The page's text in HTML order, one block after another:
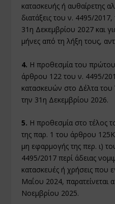
κατασκευής ή αυθαίρετης
διατάξεις του ν. 4495/2017,
31η Δεκεμβρίου 2027 και
μήνες από τη λήξη τους,
4. Η προθεσμία του
άρθρου 122 του ν. 4495/
κατασκευών στο Δέλτα του
την 31η Δεκεμβρίου 2026.
5. Η προθεσμία στο τέλος
της παρ. 1 του άρθρου
μη εφαρμογής της περ. ι)
4495/2017 περί άδειας
κατασκευές ή χρήσεις που
Μαΐου 2024, παρατείνεται
Νοεμβρίου 2025.